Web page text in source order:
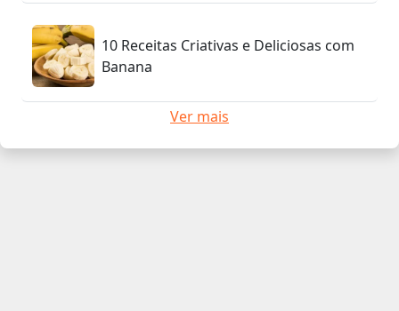
10 Receitas Criativas e Deliciosas com
Banana
Ver mais